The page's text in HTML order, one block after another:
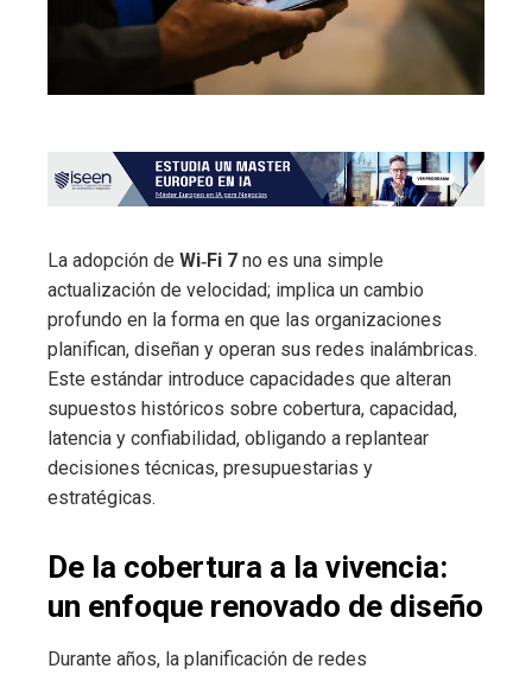
La adopción de Wi‑Fi 7 no es una simple
actualización de velocidad; implica un cambio
profundo en la forma en que las organizaciones
planifican, diseñan y operan sus redes inalámbricas.
Este estándar introduce capacidades que alteran
supuestos históricos sobre cobertura, capacidad,
latencia y confiabilidad, obligando a replantear
decisiones técnicas, presupuestarias y
estratégicas.
De la cobertura a la vivencia:
un enfoque renovado de diseño
Durante años, la planificación de redes